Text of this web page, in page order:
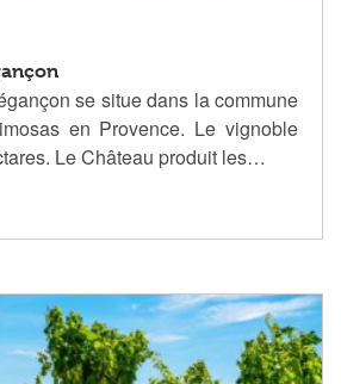
se situe dans la commune
en Provence. Le vignoble
Le Château produit les…